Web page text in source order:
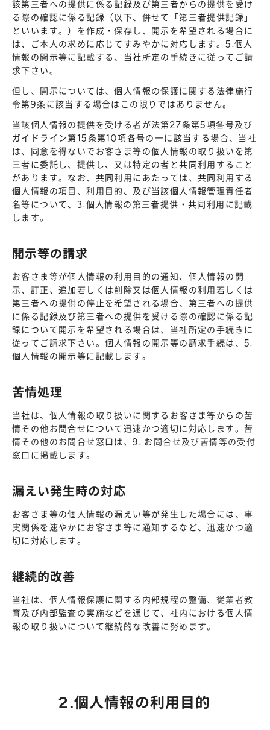
該第三者への提供に係る記録及び第三者からの提供を受け
る際の確認に係る記録（以下、併せて「第三者提供記録」
といいます。）を作成・保存し、開示を希望される場合に
は、ご本人の求めに応じてすみやかに対応します。5.個人
情報の開示等に記載する、当社所定の手続きに従ってご請
求下さい。
但し、開示については、個人情報の保護に関する法律施行
令第9条に該当する場合はこの限りではありません。
当該個人情報の提供を受ける者が法第27条第5項各号及び
ガイドライン第15条第10項各号の一に該当する場合、当社
は、同意を得ないでお客さま等の個人情報の取り扱いを第
三者に委託し、提供し、又は特定の者と共同利用すること
があります。なお、共同利用にあたっては、共同利用する
個人情報の項目、利用目的、及び当該個人情報管理責任者
名等について、3.個人情報の第三者提供・共同利用に記載
します。
開示等の請求
お客さま等が個人情報の利用目的の通知、個人情報の開
示、訂正、追加若しくは削除又は個人情報の利用若しくは
第三者への提供の停止を希望される場合、第三者への提供
に係る記録及び第三者への提供を受ける際の確認に係る記
録について開示を希望される場合は、当社所定の手続きに
従ってご請求下さい。個人情報の開示等の請求手続は、5.
個人情報の開示等に記載します。
苦情処理
当社は、個人情報の取り扱いに関するお客さま等からの苦
情その他お問合せについて迅速かつ適切に対応します。苦
情その他のお問合せ窓口は、9. お問合せ及び苦情等の受付
窓口に掲載します。
漏えい発生時の対応
お客さま等の個人情報の漏えい等が発生した場合には、事
実関係を速やかにお客さま等に通知するなど、迅速かつ適
切に対応します。
継続的改善
当社は、個人情報保護に関する内部規程の整備、従業者教
育及び内部監査の実施などを通じて、社内における個人情
報の取り扱いについて継続的な改善に努めます。
2.個人情報の利用目的